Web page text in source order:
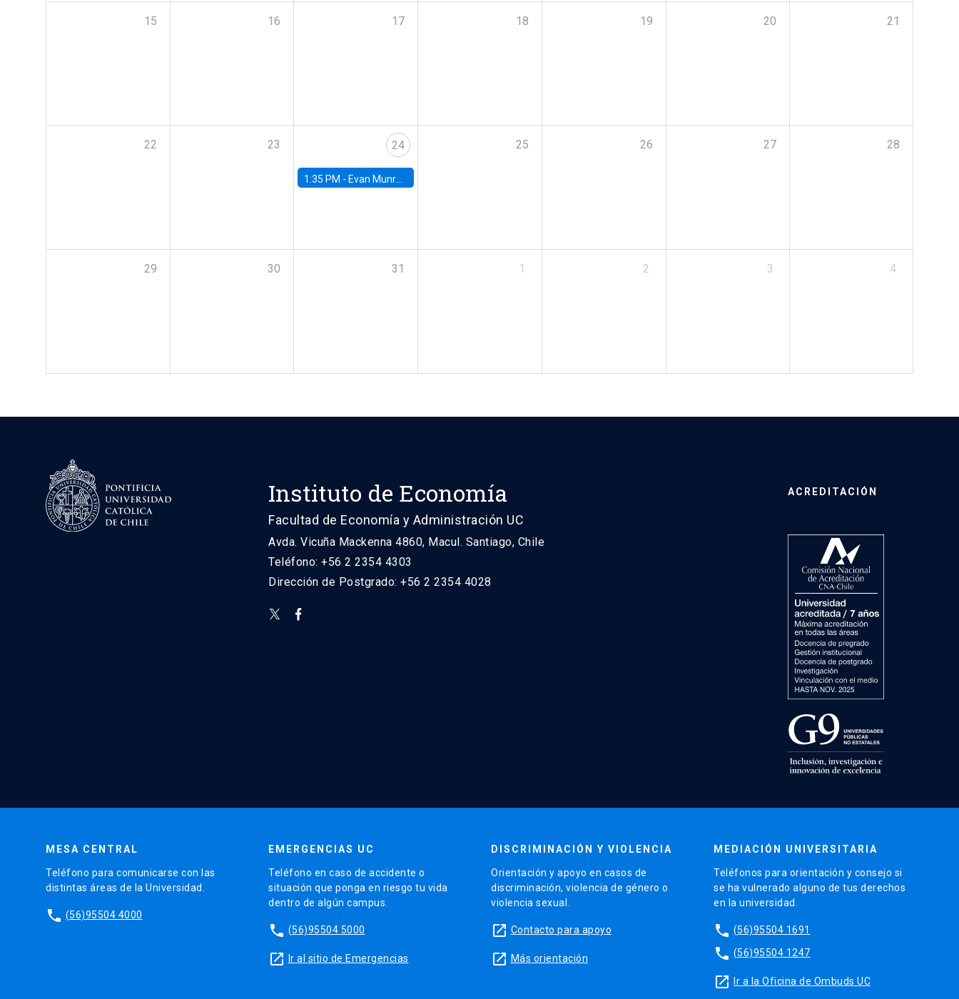
15 16 17 18 19 20 21
22 23 24
1:35 PM - Evan Munro, Neyman Visiting Assistant Professor in the Department of Statistics at UC Berkeley
25 26 27 28
29 30 31 1 2 3 4
Instituto de Economía
Facultad de Economía y Administración UC
Avda. Vicuña Mackenna 4860, Macul. Santiago, Chile
Teléfono: +56 2 2354 4303
Dirección de Postgrado: +56 2 2354 4028
ACREDITACIÓN
MESA CENTRAL
Teléfono para comunicarse con las
distintas áreas de la Universidad.
phone (56)95504 4000
EMERGENCIAS UC
Teléfono en caso de accidente o
situación que ponga en riesgo tu vida
dentro de algún campus.
phone (56)95504 5000
launch Ir al sitio de Emergencias
DISCRIMINACIÓN Y VIOLENCIA
Orientación y apoyo en casos de
discriminación, violencia de género o
violencia sexual.
launch Contacto para apoyo
launch Más orientación
MEDIACIÓN UNIVERSITARIA
Teléfonos para orientación y consejo si
se ha vulnerado alguno de tus derechos
en la universidad.
phone (56)95504 1691
phone (56)95504 1247
launch Ir a la Oficina de Ombuds UC